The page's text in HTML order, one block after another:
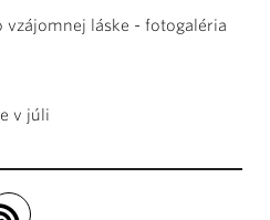
vzájomnej láske - fotogaléria
v júli